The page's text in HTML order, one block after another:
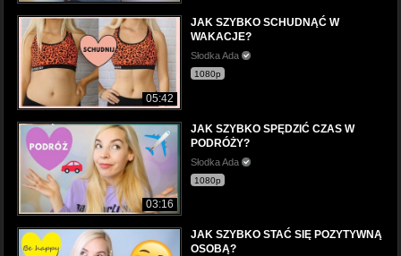
05:42
JAK SZYBKO SCHUDNĄĆ W
WAKACJE?
Słodka Ada
1080p
03:16
JAK SZYBKO SPĘDZIĆ CZAS W
PODRÓŻY?
Słodka Ada
1080p
JAK SZYBKO STAĆ SIĘ POZYTYWNĄ
OSOBĄ?